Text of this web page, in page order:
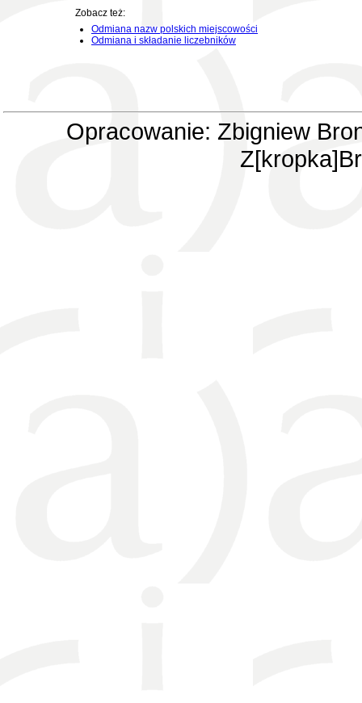
Zobacz też:
Odmiana nazw polskich miejscowości
Odmiana i składanie liczebników
Opracowanie: Zbigniew